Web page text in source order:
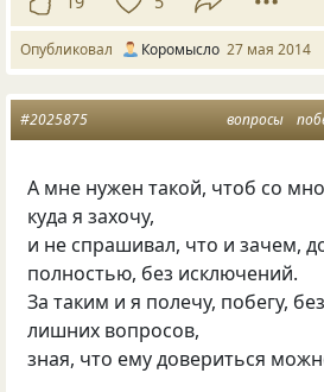
Опубликовал Коромысло 27 мая 2014
вопросы
#2025875
А мне нужен такой, чтоб со
куда я захочу,
и не спрашивал, что и зачем,
полностью, без исключений.
За таким и я полечу, побегу,
лишних вопросов,
зная, что ему довериться